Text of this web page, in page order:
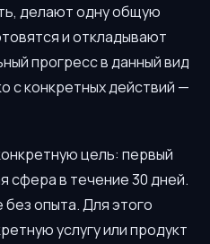
делают одну общую
и откладывают
прогресс в данный вид
с конкретных действий —
цель: первый
сфера в течение 30 дней.
опыта. Для этого
услугу или продукт